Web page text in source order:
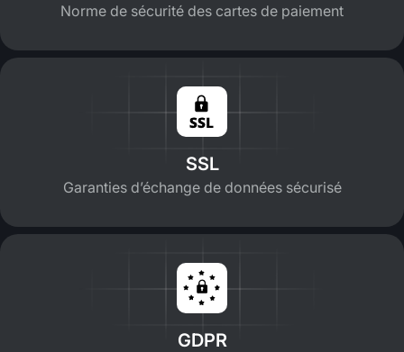
Norme de sécurité des cartes de paiement
SSL
Garanties d’échange de données sécurisé
GDPR